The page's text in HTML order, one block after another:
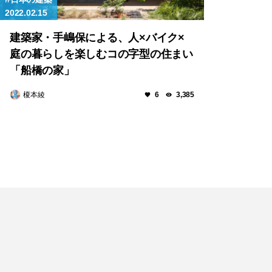
2022.02.15
建築家・手嶋保による、人×バイク×
庭の暮らしを楽しむコの字型の住まい
「船橋の家」
榎本綾 6 3,385